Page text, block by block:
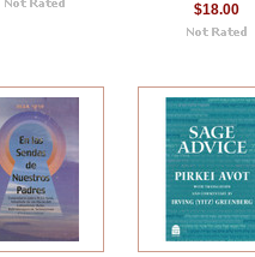
$18.00